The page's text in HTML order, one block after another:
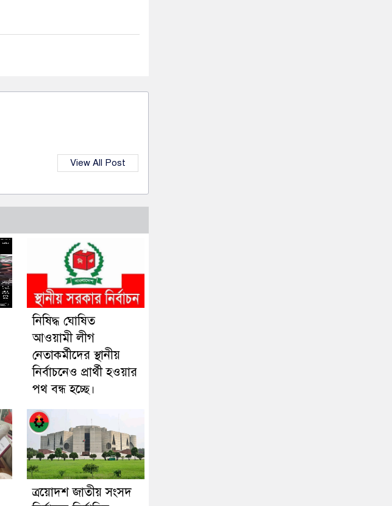
View All Post
নিষিদ্ধ ঘোষিত
আওয়ামী লীগ
নেতাকর্মীদের স্থানীয়
নির্বাচনেও প্রার্থী হওয়ার
পথ বন্ধ হচ্ছে।
ত্রয়োদশ জাতীয় সংসদ